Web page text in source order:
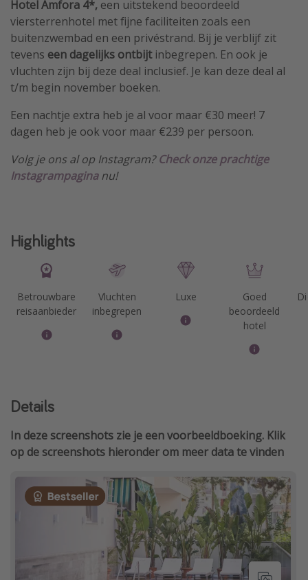
Hotel Amfora 4*, een uitstekend beoordeeld
viersterrenhotel met fijne faciliteiten zoals een
buitenzwembad en een privéstrand. Bij je verblijf zit
tevens een dagelijks ontbijtinbegrepen. En ook je
vluchten zijn bij deze deal inclusief. Je kan deze deal al
t/m begin november boeken.
Een nachtje extra heb je al voor maar €30 meer! 7
dagen heb je ook voor maar €239 per persoon.
Volg je ons al op Instagram?Check onze prachtige
Instagrampaginanu!
Highlights
Betrouwbare
reisaanbieder
Vluchten
inbegrepen
Luxe
Goed
beoordeeld
hotel
Details
In deze screenshots zie je een voorbeeldboeking. Klik
op de screenshots hieronder om meer data te vinden